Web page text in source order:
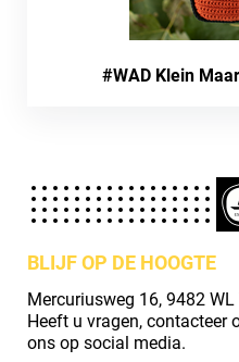
#WAD Klein
BLIJF OP DE HOOGTE
Mercuriusweg 16, 9482
Heeft u vragen, contacteer
ons op social media.